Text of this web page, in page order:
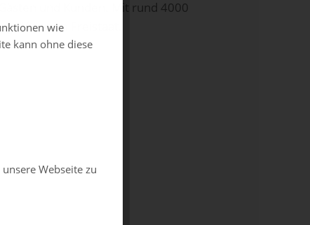
und Kunden. Mit rund 4000
im Freistaat.
wie
kann ohne diese
Webseite zu